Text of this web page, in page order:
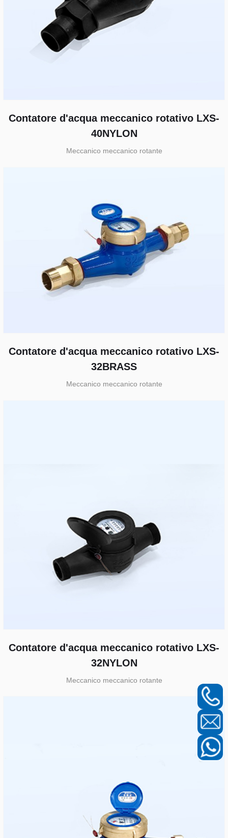
Contatore d'acqua meccanico rotativo LXS-
40NYLON
Meccanico meccanico rotante
Contatore d'acqua meccanico rotativo LXS-
32BRASS
Meccanico meccanico rotante
Contatore d'acqua meccanico rotativo LXS-
32NYLON
Meccanico meccanico rotante